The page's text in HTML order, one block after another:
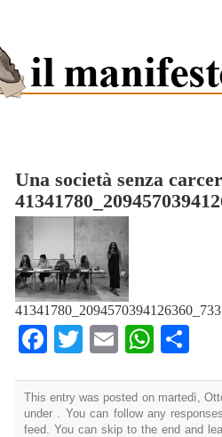
Una società senza
Facebook
TwitterEmail
This entry was posted on martedì,
under . You can follow any
feed. You can skip to the end and